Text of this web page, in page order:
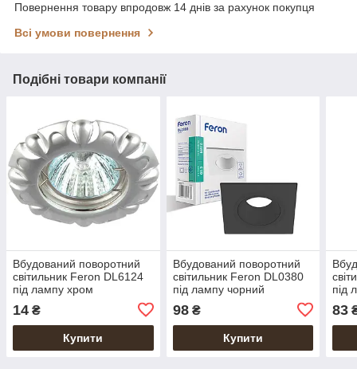
Повернення товару впродовж 14 днів за рахунок покупця
Всі умови повернення
Подібні товари компанії
Вбудований поворотний
світильник Feron DL6124
під лампу хром
14 ₴
Купити
Вбудований поворотний
світильник Feron DL0380
під лампу чорний
98₴
Купити
під
83